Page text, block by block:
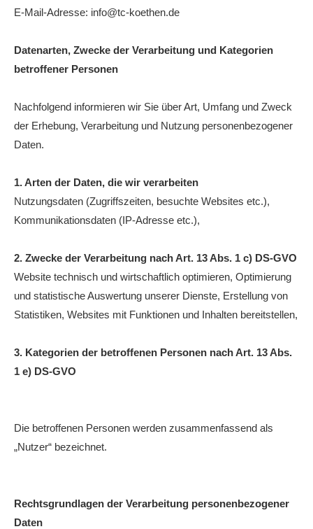
Trainer
Platz buchen
Kinder- und Jugendtraining
EVENTS & TURNIERE
Anhalt Open Senioren
4-Städte-Turnier
Unternehmer-Cup 2026
Vereinsturniere 2026
E-Mail-Adresse: info@tc-koethen.de
Datenarten, Zwecke der Verarbeitung und Kategorien
betroffener Personen
Nachfolgend informieren wir Sie über Art, Umfang und Zweck
der Erhebung, Verarbeitung und Nutzung personenbezogener
Daten.
1. Arten der Daten, die wir verarbeiten
Nutzungsdaten (Zugriffszeiten, besuchte Websites etc.),
Kommunikationsdaten (IP-Adresse etc.),
2. Zwecke der Verarbeitung nach Art. 13 Abs. 1 c) DS-GVO
Website technisch und wirtschaftlich optimieren, Optimierung
und statistische Auswertung unserer Dienste, Erstellung von
Statistiken, Websites mit Funktionen und Inhalten bereitstellen,
3. Kategorien der betroffenen Personen nach Art. 13 Abs.
1 e) DS-GVO
Die betroffenen Personen werden zusammenfassend als
„Nutzer“ bezeichnet.
Rechtsgrundlagen der Verarbeitung personenbezogener
Daten